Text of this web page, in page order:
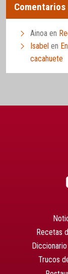
Ainoa en
Isabel en
cacahuete
Recetas
Trucos